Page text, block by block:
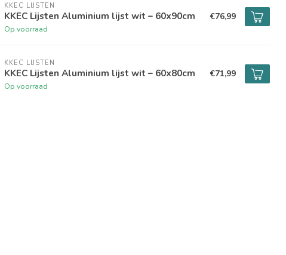
KKEC LIJSTEN
KKEC Lijsten Aluminium lijst wit – 60x90cm
Op voorraad
€76,99
KKEC LIJSTEN
KKEC Lijsten Aluminium lijst wit – 60x80cm
Op voorraad
€71,99